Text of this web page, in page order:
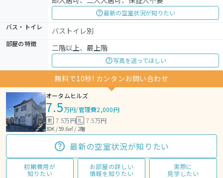
最新の空室状況が知りたい
バス・トイレ
バストイレ別
部屋の特徴 二階以上、最上階
写真を送ってほしい
無料で10秒! カンタンお問い合わせ
オータムヒルズ
7.5万円/管理費2,000円
敷 7.5万円礼 7.5万円
3DK / 59.6㎡ / 2階
最新の空室状況が知りたい
初期費用が
知りたい
お部屋の詳しい
情報を知りたい
実際に
見学したい